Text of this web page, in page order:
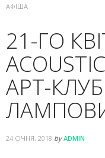
АФІША
21-ГО
АРТ-
24 СІЧНЯ, 2018 by ADMIN